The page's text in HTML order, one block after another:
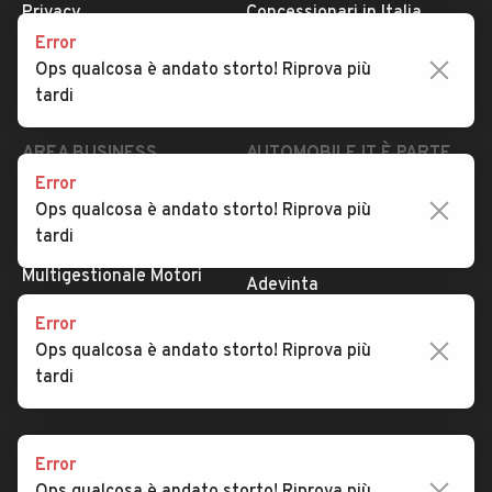
Privacy
Impostazioni Privacy
Security
Concessionari in Italia
Valutazione auto
AREA BUSINESS
Registrazione
concessionario
Multigestionale Motori
AUTOMOBILE.IT È PARTE
subito.it
Adevinta
SEGUICI
Copyright © 2023 Marktplaats B.V. Tutti i diritti riservati.
Error
Ops qualcosa è andato storto! Riprova più
tardi
Error
Ops qualcosa è andato storto! Riprova più
tardi
Error
Ops qualcosa è andato storto! Riprova più
tardi
Error